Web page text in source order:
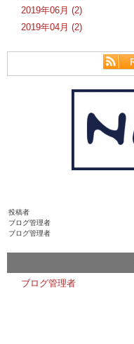
2019年06月 (2)
2019年04月 (2)
投稿者
ブログ管理者
ブログ管理者
ブログ管理者